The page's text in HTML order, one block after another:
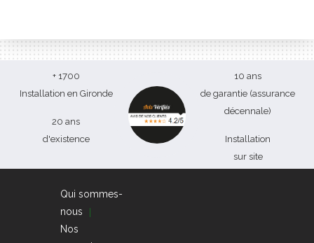
+ 1700
Installation en Gironde
20 ans
d'existence
10 ans
de garantie (assurance
décennale)
Installation
sur site
Qui sommes-
nous
Nos